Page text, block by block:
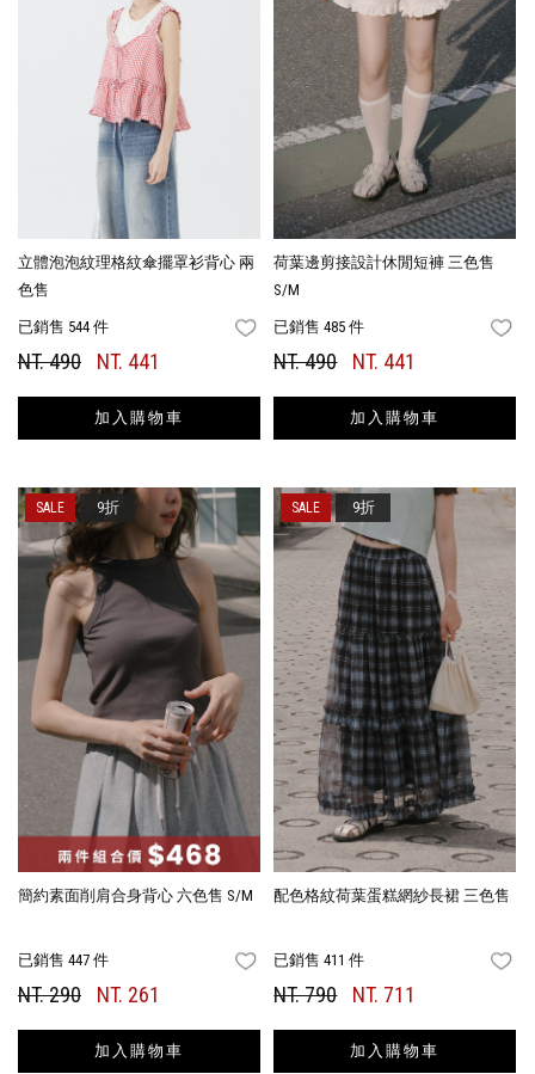
立體泡泡紋理格紋傘擺罩衫背心 兩
色售
已銷售 544 件 FAVORITES
NT. 490 NT. 441
加入購物車
荷葉邊剪接設計休閒短褲 三色售
S/M
已銷售 485 件
NT. 490 NT. 441
加入購物車
簡約素面削肩合身背心 六色售 S/M
已銷售 447 件 FAVORITES
NT. 290 NT. 261
加入購物車
9折
配色格紋荷葉蛋糕網紗長裙 三色售
已銷售 411 件
NT. 790 NT. 711
加入購物車
9折